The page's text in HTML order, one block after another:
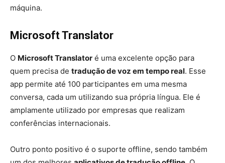
máquina.
Microsoft Translator
O Microsoft Translator é uma excelente opção para
quem precisa de tradução de voz em tempo real. Esse
app permite até 100 participantes em uma mesma
conversa, cada um utilizando sua própria língua. Ele é
amplamente utilizado por empresas que realizam
conferências internacionais.
Outro ponto positivo é o suporte offline, sendo também